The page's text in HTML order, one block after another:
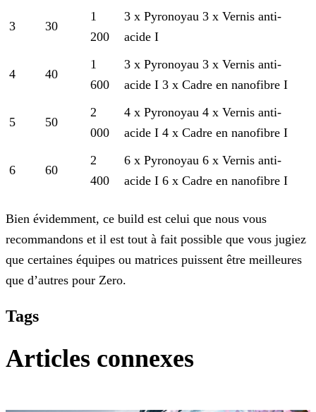
3 30
1
200
3 x Pyronoyau 3 x Vernis anti-
acide I
4 40
1
600
3 x Pyronoyau 3 x Vernis anti-
acide I 3 x Cadre en nanofibre I
5 50
2
000
4 x Pyronoyau 4 x Vernis anti-
acide I 4 x Cadre en nanofibre I
6 60
2
400
6 x Pyronoyau 6 x Vernis anti-
acide I 6 x Cadre en nanofibre I
Bien évidemment, ce build est celui que nous vous
recommandons et il est tout à fait possible que vous jugiez
que certaines équipes ou matrices puissent être meilleures
que d’autres pour Zero.
Tags
Articles connexes